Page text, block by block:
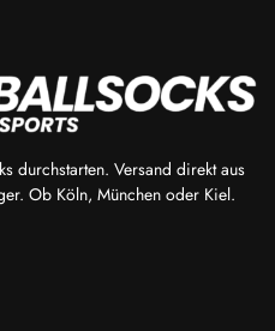
durchstarten. Versand direkt aus
Ob Köln, München oder Kiel.